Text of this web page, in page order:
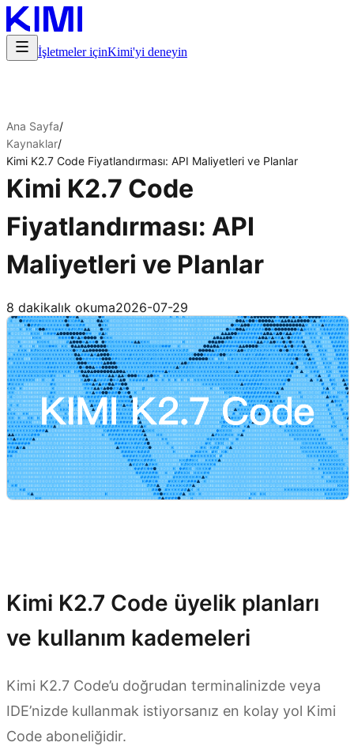
İşletmeler içinKimi'yi deneyin
Ana Sayfa/
Kaynaklar/
Kimi K2.7 Code Fiyatlandırması: API Maliyetleri ve Planlar
Kimi K2.7 Code
Fiyatlandırması: API
Maliyetleri ve Planlar
8 dakikalık okuma2026-07-29
Kimi K2.7 Code üyelik planları
ve kullanım kademeleri
Kimi K2.7 Code’u doğrudan terminalinizde veya
IDE’nizde kullanmak istiyorsanız en kolay yol Kimi
Code aboneliğidir.